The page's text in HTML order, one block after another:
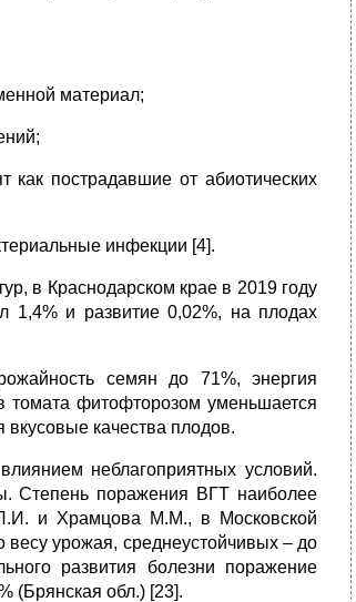
материал;
пострадавшие от абиотических
инфекции [4].
в Краснодарском крае в 2019 году
1,4% и развитие 0,02%, на плодах
семян до 71%, энергия
томата фитофторозом уменьшается
качества плодов.
неблагоприятных условий.
Степень поражения ВГТ наиболее
и Храмцова М.М., в Московской
урожая, среднеустойчивых – до
развития болезни поражение
(Брянская обл.) [23].